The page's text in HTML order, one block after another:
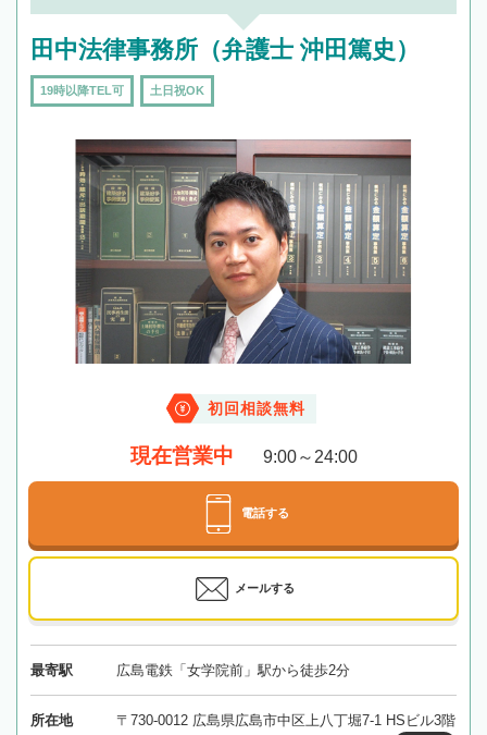
田中法律事務所（弁護士 沖田篤史）
19時以降TEL可 土日祝OK
初回相談無料
現在営業中 9:00～24:00
電話する
メールする
最寄駅 広島電鉄「女学院前」駅から徒歩2分
所在地 〒730-0012 広島県広島市中区上八丁堀7-1 HSビル3階